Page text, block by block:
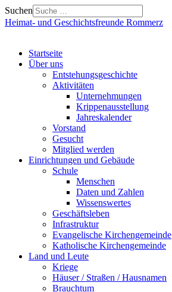
Suchen
Heimat- und Geschichtsfreunde Rommerz
Startseite
Über uns
Entstehungsgeschichte
Aktivitäten
Unternehmungen
Krippenausstellung
Jahreskalender
Vorstand
Gesucht
Mitglied werden
Einrichtungen und Gebäude
Schule
Menschen
Daten und Zahlen
Wissenswertes
Geschäftsleben
Infrastruktur
Evangelische Kirchengemeinde
Katholische Kirchengemeinde
Land und Leute
Kriege
Häuser / Straßen / Hausnamen
Brauchtum